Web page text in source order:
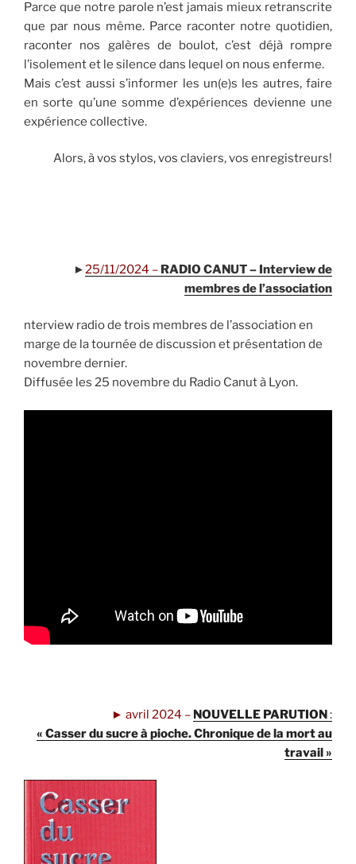
Parce que notre parole n’est jamais mieux retranscrite
que par nous même. Parce raconter notre quotidien,
raconter nos galères de boulot, c’est déjà rompre
l’isolement et le silence dans lequel on nous enferme.
Mais c’est aussi s’informer les un(e)s les autres, faire
en sorte qu’une somme d’expériences devienne une
expérience collective.
Alors, à vos stylos, vos claviers, vos enregistreurs!
► 25/11/2024 – RADIO CANUT – Interview de
membres de l’association
nterview radio de trois membres de l’association en
marge de la tournée de discussion et présentation de
novembre dernier.
Diffusée les 25 novembre du Radio Canut à Lyon.
► avril 2024 – NOUVELLE PARUTION:
« Casser du sucre à pioche. Chronique de la mort au
travail »